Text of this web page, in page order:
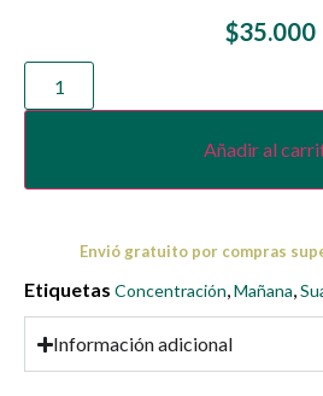
$35.000
Añadir al
Envió gratuito por compras
Etiquetas Concentración,Mañana,
Información adicional